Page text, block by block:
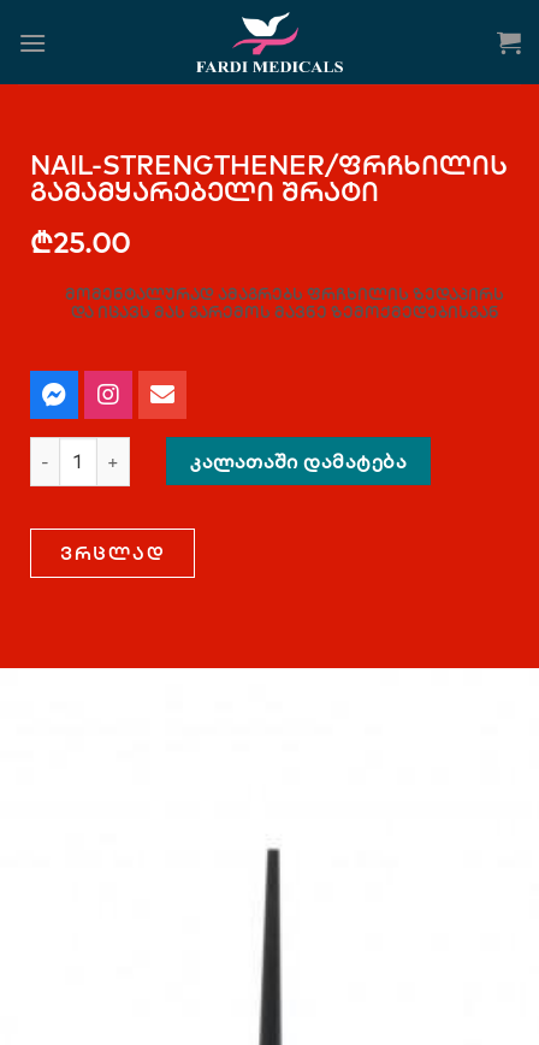
NAIL-STRENGTHENER/ფრჩხილის
გამამყარებელი შრატი
₾25.00
მომენტალურად ამაგრებს ფრჩხილის ზედაპირს
და იცავს მას გარემოს მავნე ზემოქმედებისგან
ᲙᲐᲚᲐᲗᲐᲨᲘ ᲓᲐᲛᲐᲢᲔᲑᲐ
ვრცლად